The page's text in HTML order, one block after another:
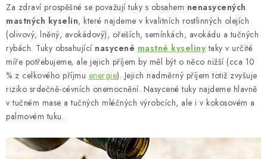
Za zdraví prospěšné se považují tuky s obsahem nenasycených
mastných kyselin, které najdeme v kvalitních rostlinných olejích
(olivový, lněný, avokádový), ořeších, semínkách, avokádu a tučných
rybách. Tuky obsahující nasycené mastné kyseliny taky v určité
míře potřebujeme, ale jejich příjem by měl být o něco nižší (cca 10
% z celkového příjmu energie). Jejich nadměrný příjem totiž zvyšuje
riziko srdečně-cévních onemocnění. Nasycené tuky najdeme hlavně
v tučném mase a tučných mléčných výrobcích, ale i v kokosovém a
palmovém tuku.